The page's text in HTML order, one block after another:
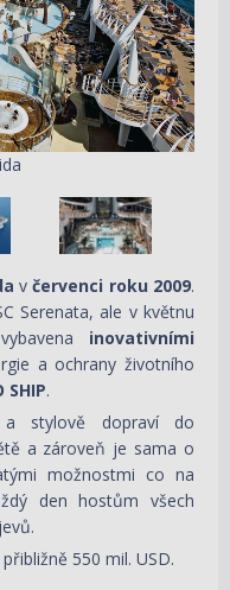
včervenci roku 2009.
Serenata, ale v květnu
inovativními
a ochrany životního
SHIP.
a stylově dopraví do
a zároveň je sama o
možnostmi co na
den hostům všech
550 mil. USD.